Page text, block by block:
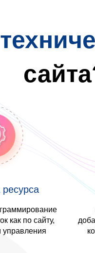
как по сайту,
управления